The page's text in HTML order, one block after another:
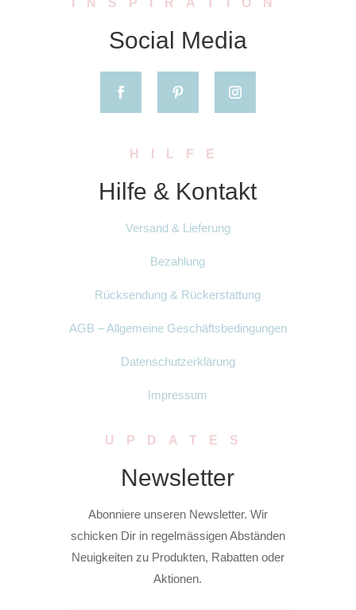
INSPIRATION
Social Media
HILFE
Hilfe & Kontakt
Versand & Lieferung
Bezahlung
Rücksendung & Rückerstattung
AGB – Allgemeine Geschäftsbedingungen
Datenschutzerklärung
Impressum
UPDATES
Newsletter
Abonniere unseren Newsletter. Wir
schicken Dir in regelmässigen Abständen
Neuigkeiten zu Produkten, Rabatten oder
Aktionen.